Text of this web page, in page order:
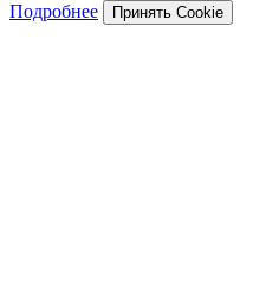
Подробнее
Принять Cookie